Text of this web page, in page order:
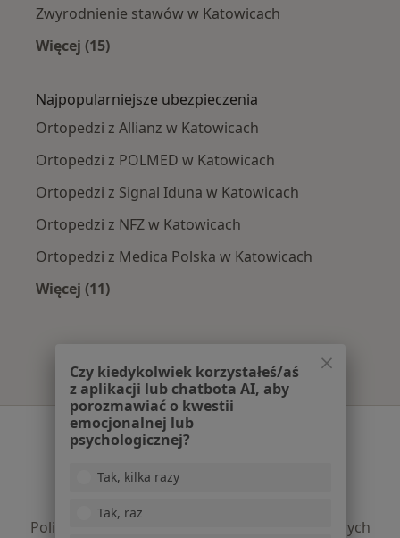
Zwyrodnienie stawów w Katowicach
Więcej (15)
Najpopularniejsze ubezpieczenia
Ortopedzi z Allianz w Katowicach
Ortopedzi z POLMED w Katowicach
Ortopedzi z Signal Iduna w Katowicach
Ortopedzi z NFZ w Katowicach
Ortopedzi z Medica Polska w Katowicach
Więcej (11)
Serwis
Polityka prywatności pacjentów
Polityka prywatności profesjonalistów
Polityka prywatności dla profesjonalistów, których
Czy kiedykolwiek korzystałeś/aś
z aplikacji lub chatbota AI, aby
porozmawiać o kwestii
emocjonalnej lub
psychologicznej?
Tak, kilka razy
Tak, raz